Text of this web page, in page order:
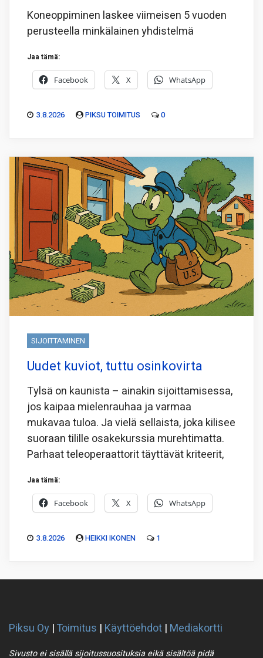
Koneoppiminen laskee viimeisen 5 vuoden
perusteella minkälainen yhdistelmä
Jaa tämä:
Facebook X WhatsApp
3.8.2026 PIKSU TOIMITUS 0
SIJOITTAMINEN
Uudet kuviot, tuttu osinkovirta
Tylsä on kaunista – ainakin sijoittamisessa,
jos kaipaa mielenrauhaa ja varmaa
mukavaa tuloa. Ja vielä sellaista, joka kilisee
suoraan tilille osakekurssia murehtimatta.
Parhaat teleoperaattorit täyttävät kriteerit,
Jaa tämä:
Facebook X WhatsApp
3.8.2026 HEIKKI IKONEN 1
Piksu Oy |Toimitus | Käyttöehdot | Mediakortti
Sivusto ei sisällä sijoitussuosituksia eikä sisältöä pidä